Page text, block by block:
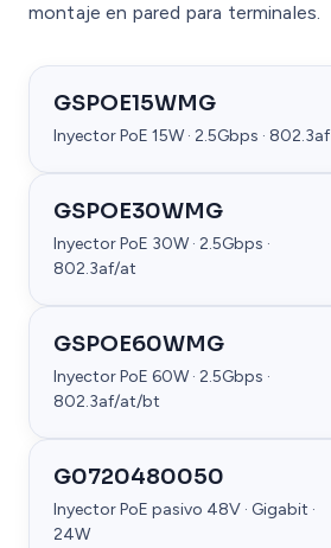
montaje en pared para terminales.
GSPOE15WMG
Inyector PoE 15W · 2.5Gbps · 802.3af
GSPOE30WMG
Inyector PoE 30W · 2.5Gbps ·
802.3af/at
GSPOE60WMG
Inyector PoE 60W · 2.5Gbps ·
802.3af/at/bt
G0720480050
Inyector PoE pasivo 48V · Gigabit ·
24W